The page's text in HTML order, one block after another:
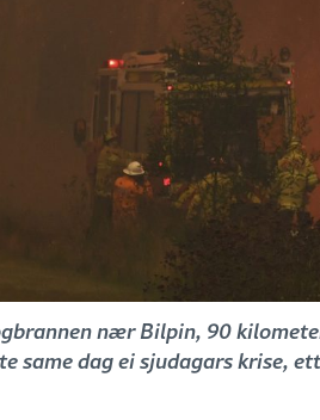
nær Bilpin, 90
same dag ei sjudagars krise,